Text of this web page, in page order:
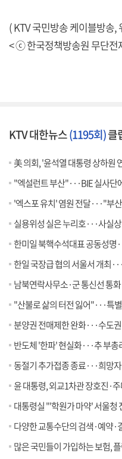
( KTV 국민방송 케이블방송,
< ⓒ 한국정책방송원 무단전
KTV 대한뉴스(1195회)클
美 의회, '윤석열 대통령 상하원
"엑설런트 부산"···BIE 실사단
'엑스포 유치' 염원 전달···"부
실용위성 실은 누리호···사실
한미일 북핵수석대표 공동성명
한일 국장급 협의 서울서 개최
남북연락사무소·군 통신선 통
"산불로 삶의 터전 잃어"···특
분양권 전매제한 완화···수도
반도체 '한파' 현실화···추 부
동절기 추가접종 종료···희망
윤 대통령, 외교1차관 장호진·
대통령실 "'학원가 마약' 서울청 전담
다양한 교통수단의 검색·예약·결제 서비스
많은 국민들이 가입하는 보험, 플랫폼에